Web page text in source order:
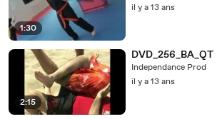
1:30
il y a 13 ans
2:15
DVD_256_BA_QT
Independance Prod
il y a 13 ans